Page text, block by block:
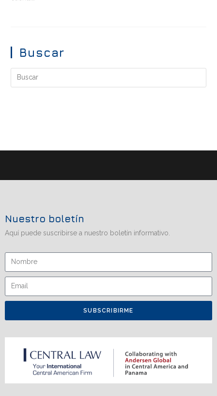
Buscar
Nuestro boletín
Aquí puede suscribirse a nuestro boletín informativo.
SUBSCRIBIRME